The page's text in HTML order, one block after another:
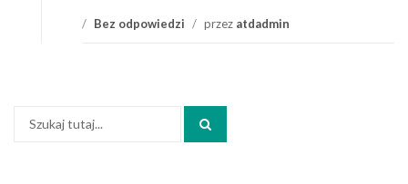
/ Bez odpowiedzi / przez atdadmin